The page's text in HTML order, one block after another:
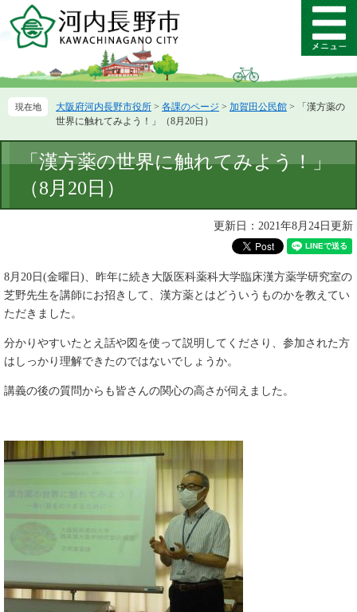
ー
先
ニ
を
て
メ
ニ
ー
大阪府河内長野市役所 > 各課のページ > 加賀田公民館 >
「漢方薬の
世界に触れてみよう！」（8月20日）
文
「漢方薬の世界に触れてみよう！」
（8月20日）
更新日：2021年8月24日更新
8月20日(金曜日)、昨年に続き大阪医科薬科大学臨床漢方薬学研究室の
芝野先生を講師にお招きして、漢方薬とはどういうものかを教えてい
ただきました。
分かりやすいたとえ話や図を使って説明してくださり、参加された方
はしっかり理解できたのではないでしょうか。
講義の後の質問からも皆さんの関心の高さが伺えました。